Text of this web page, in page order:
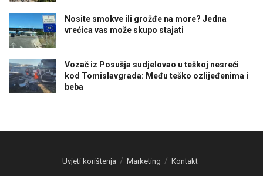
Nosite smokve ili grožđe na more? Jedna
vrećica vas može skupo stajati
Vozač iz Posušja sudjelovao u teškoj nesreći
kod Tomislavgrada: Među teško ozlijeđenima i
beba
Uvjeti korištenja Marketing Kontakt